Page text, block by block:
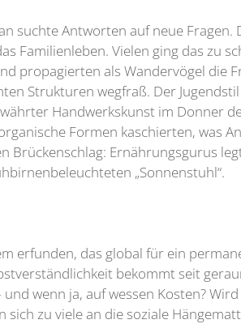
suchte Antworten auf neue
Familienleben. Vielen ging das zu
propagierten als Wandervögel die
Strukturen wegfraß. Der
Handwerkskunst im Donner
Formen kaschierten, was
Brückenschlag: Ernährungsgurus
„Sonnenstuhl“.
erfunden, das global für ein
bekommt seit
wenn ja, auf wessen Kosten?
zu viele an die soziale